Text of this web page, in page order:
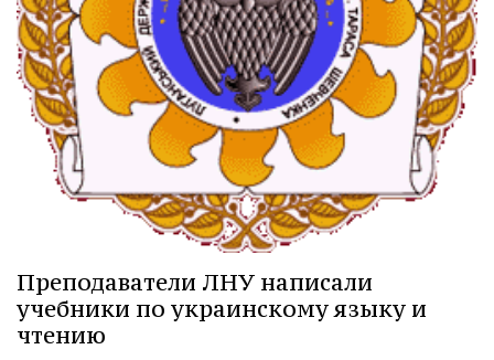
Преподаватели ЛНУ написали
учебники по украинскому языку и
чтению